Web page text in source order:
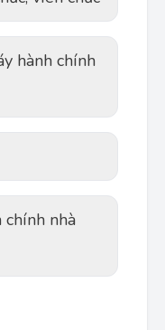
hành chính
chính nhà